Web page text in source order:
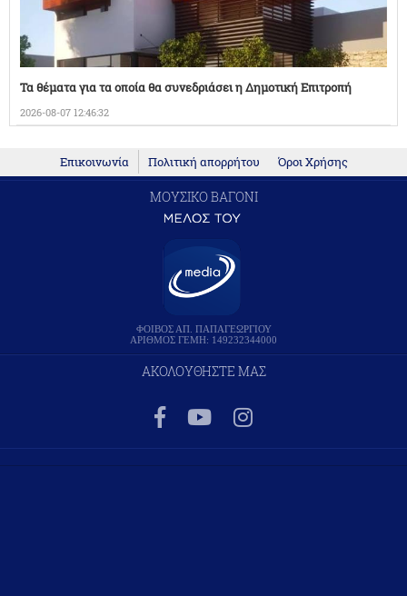
Τα θέματα για τα οποία θα συνεδριάσει η Δημοτική Επιτροπή
2026-08-07 12:46:32
Επικοινωνία Πολιτική απορρήτου Όροι Χρήσης
ΜΟΥΣΙΚΟ ΒΑΓΟΝΙ
ΦΟΙΒΟΣ ΑΠ. ΠΑΠΑΓΕΩΡΓΙΟΥ
ΑΡΙΘΜΟΣ ΓΕΜΗ: 149232344000
ΑΚΟΛΟΥΘΗΣΤΕ ΜΑΣ